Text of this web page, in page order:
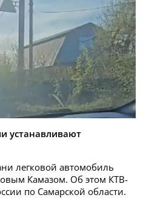
устанавливают
легковой автомобиль
Камазом. Об этом КТВ-
по Самарской области.